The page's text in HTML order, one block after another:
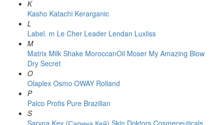
K
Kasho Katachi Kerarganic
L
Label. m Le Cher Leader Lendan Luxliss
M
Matrix Milk Shake MoroccanOil Moser My Amazing Blow
Dry Secret
O
Olaplex Osmo OWAY Rolland
P
Palco Profis Pure Brazilian
S
Saryna Key (Сарина Кей) Skin Doktors Cosmeceuticals